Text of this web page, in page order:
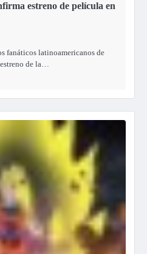
estreno de película en
fanáticos latinoamericanos de
de la…